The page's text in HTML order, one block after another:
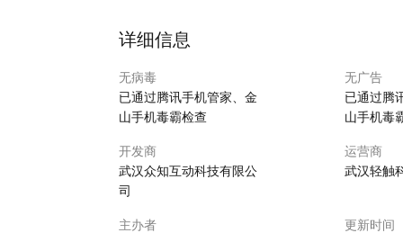
详细信息
无病毒
已通过腾讯手机管家、金
山手机毒霸检查
无广告
已通过腾
山手机毒
开发商
武汉众知互动科技有限公
司
运营商
武汉轻触
主办者
更新时间